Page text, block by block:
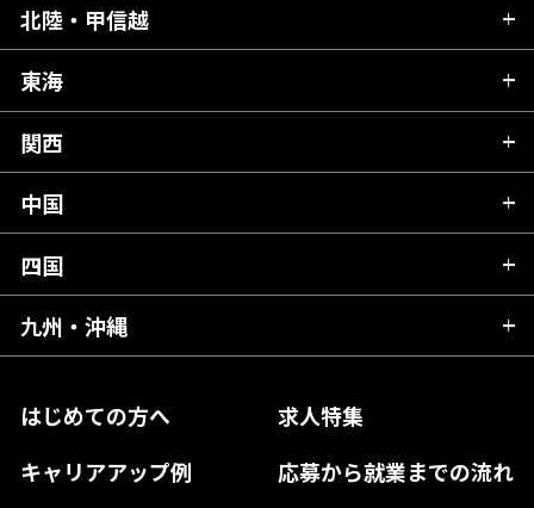
はじめての方へ
求人特集
キャリアアップ例
応募から就業までの流れ
青森県
秋田県
岩手県
宮城県
福島県
茨城県
栃木県
群馬県
千葉県
東京都
神奈川県
北陸・甲信越
新潟県
富山県
石川県
山梨県
長野県
東海
岐阜県
静岡県
愛知県
関西
滋賀県
京都府
大阪府
奈良県
和歌山県
中国
広島県
岡山県
島根県
山口県
四国
愛媛県
徳島県
九州・沖縄